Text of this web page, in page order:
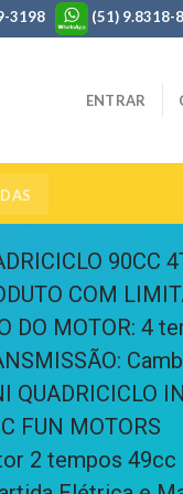
3198 (51) 9.8318-
ENTRAR
90CC
COM
DO MOTOR: 4
QUADRICICLO
FUN MOTORS
2 tempos 49cc